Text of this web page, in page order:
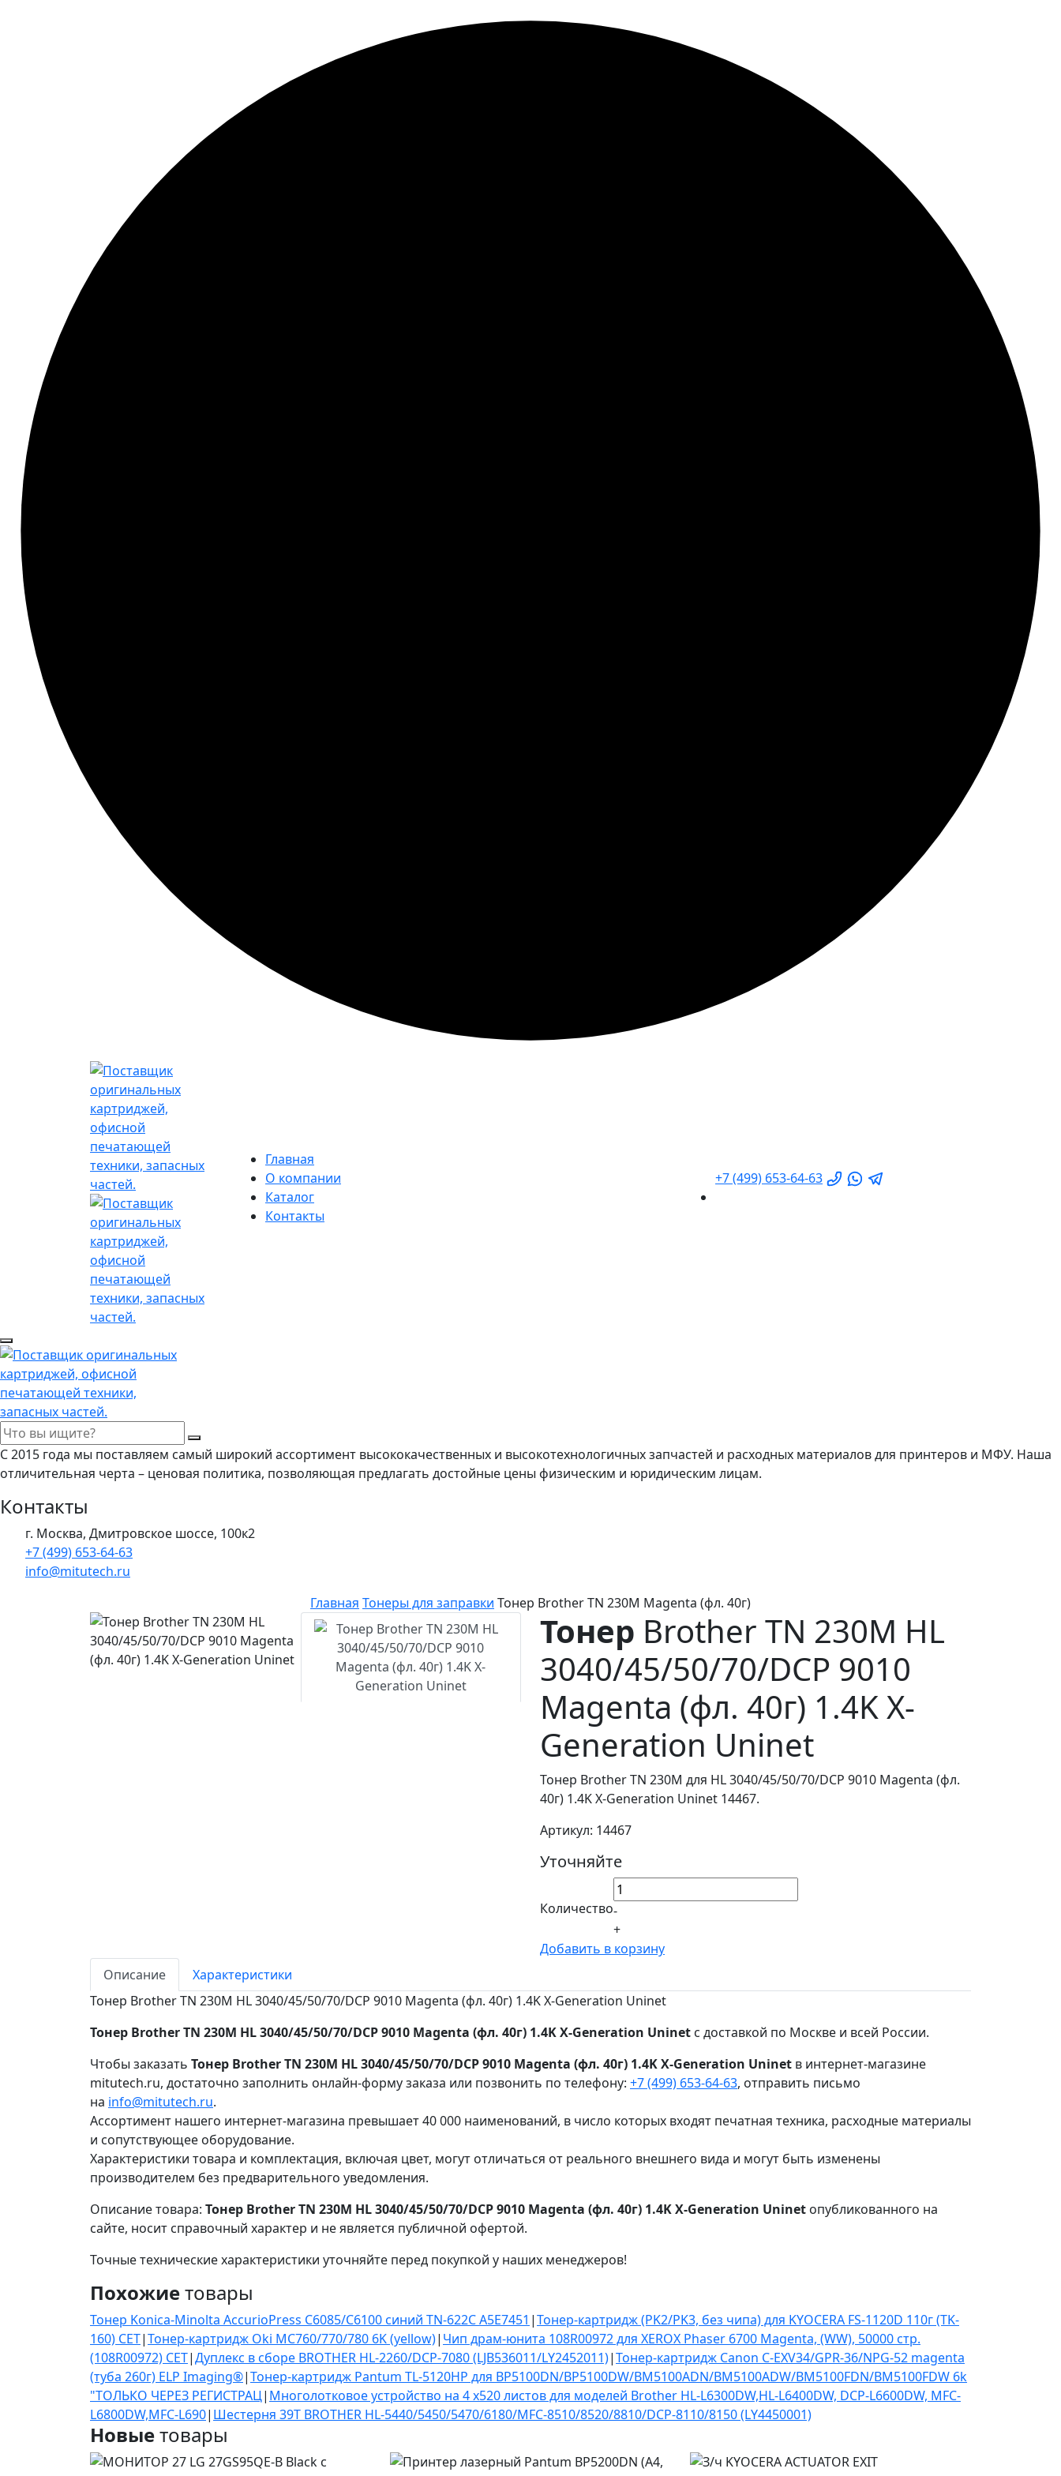
Главная
О компании
Каталог
Контакты
+7 (499) 653-64-63
С 2015 года мы поставляем самый широкий ассортимент высококачественных и высокотехнологичных запчастей и расходных материалов для принтеров и МФУ. Наша
отличительная черта – ценовая политика, позволяющая предлагать достойные цены физическим и юридическим лицам.
Контакты
г. Москва, Дмитровское шоссе, 100к2
+7 (499) 653-64-63
info@mitutech.ru
Главная Тонеры для заправки Тонер Brother TN 230M Magenta (фл. 40г)
Тонер Brother TN 230M HL
3040/45/50/70/DCP 9010
Magenta (фл. 40г) 1.4K X-
Generation Uninet
Тонер Brother TN 230M для HL 3040/45/50/70/DCP 9010 Magenta (фл.
40г) 1.4K X-Generation Uninet 14467.
Артикул: 14467
Уточняйте
Количество-
+
Добавить в корзину
Описание
Характеристики
Тонер Brother TN 230M HL 3040/45/50/70/DCP 9010 Magenta (фл. 40г) 1.4K X-Generation Uninet
Тонер Brother TN 230M HL 3040/45/50/70/DCP 9010 Magenta (фл. 40г) 1.4K X-Generation Uninet с доставкой по Москве и всей России.
Чтобы заказать Тонер Brother TN 230M HL 3040/45/50/70/DCP 9010 Magenta (фл. 40г) 1.4K X-Generation Uninet в интернет-магазине
mitutech.ru, достаточно заполнить онлайн-форму заказа или позвонить по телефону: +7 (499) 653-64-63, отправить письмо
на info@mitutech.ru.
Ассортимент нашего интернет-магазина превышает 40 000 наименований, в число которых входят печатная техника, расходные материалы
и сопутствующее оборудование.
Характеристики товара и комплектация, включая цвет, могут отличаться от реального внешнего вида и могут быть изменены
производителем без предварительного уведомления.
Описание товара: Тонер Brother TN 230M HL 3040/45/50/70/DCP 9010 Magenta (фл. 40г) 1.4K X-Generation Uninet опубликованного на
сайте, носит справочный характер и не является публичной офертой.
Точные технические характеристики уточняйте перед покупкой у наших менеджеров!
Похожиетовары
Тонер Konica-Minolta AccurioPress C6085/C6100 синий TN-622C A5E7451 |Тонер-картридж (PK2/PK3, без чипа) для KYOCERA FS-1120D 110г (TK-
160) CET|Тонер-картридж Oki MC760/770/780 6K (yellow)| Чип драм-юнита 108R00972 для XEROX Phaser 6700 Magenta, (WW), 50000 стр.
(108R00972) CET|Дуплекс в сборе BROTHER HL-2260/DCP-7080 (LJB536011/LY2452011)|Тонер-картридж Canon C-EXV34/GPR-36/NPG-52 magenta
(туба 260г) ELP Imaging®|Тонер-картридж Pantum TL-5120HP для BP5100DN/BP5100DW/BM5100ADN/BM5100ADW/BM5100FDN/BM5100FDW 6k
"ТОЛЬКО ЧЕРЕЗ РЕГИСТРАЦ| Многолотковое устройство на 4 x520 листов для моделей Brother HL-L6300DW,HL-L6400DW, DCP-L6600DW, MFC-
L6800DW,MFC-L690| Шестерня 39T BROTHER HL-5440/5450/5470/6180/MFC-8510/8520/8810/DCP-8110/8150 (LY4450001)
Новыетовары